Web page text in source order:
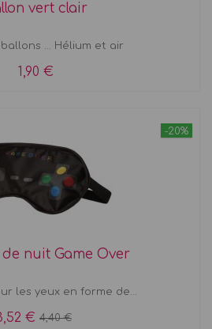
vert clair
... Hélium et air
1,90 €
-20%
nuit Game Over
les yeux en forme de...
€ 4,40 €